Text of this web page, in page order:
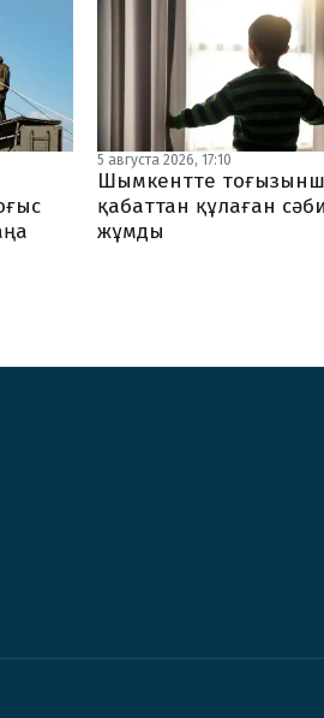
5 августа 2026, 17:10
Шымкентте
қабаттан құлаған
жұмды